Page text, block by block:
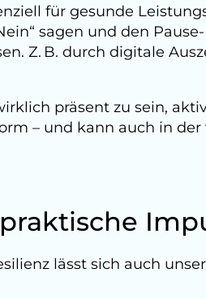
für gesunde
sagen und den
Z. B. durch digitale
präsent zu sein,
– und kann auch in
lässt sich auch